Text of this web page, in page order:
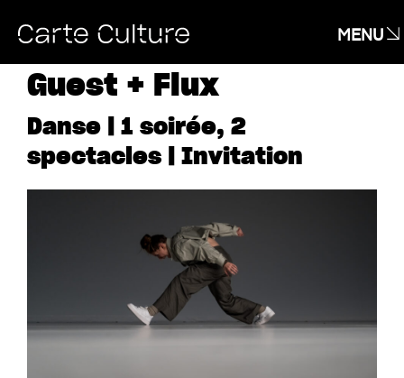
MENU
Guest + Flux
Danse | 1 soirée, 2
spectacles | Invitation